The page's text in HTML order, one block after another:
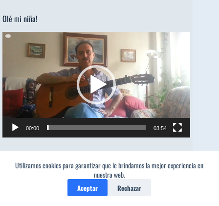
Utilizamos cookies para garantizar que le brindamos la mejor experiencia en
nuestra web.
Aceptar Rechazar
Olé mi niña!
Reproductor
00:00 03:54
ON/OFF
Feed de entradas